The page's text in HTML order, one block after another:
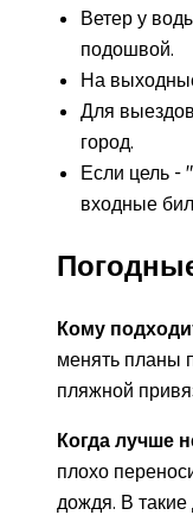
Ветер у
подошвой.
На
Для
город.
Если цель -
входные
Кому
менять планы
пляжной
Когда лучше
плохо
дождя. В